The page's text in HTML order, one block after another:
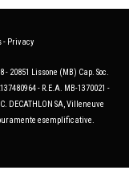
- Privacy
20851 Lissone (MB) Cap. Soc.
- R.E.A. MB-1370021 -
DECATHLON SA, Villeneuve
esemplificative.